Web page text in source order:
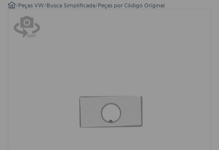
/Peças VW/Busca Simplificada/Peças por Código Original